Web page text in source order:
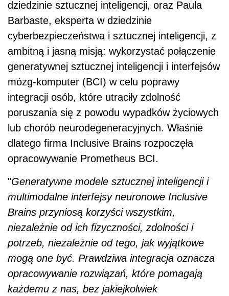
dziedzinie sztucznej inteligencji, oraz Paula
Barbaste, eksperta w dziedzinie
cyberbezpieczeństwa i sztucznej inteligencji, z
ambitną i jasną misją: wykorzystać połączenie
generatywnej sztucznej inteligencji i interfejsów
mózg-komputer (BCI) w celu poprawy
integracji osób, które utraciły zdolność
poruszania się z powodu wypadków życiowych
lub chorób neurodegeneracyjnych. Właśnie
dlatego firma Inclusive Brains rozpoczęła
opracowywanie Prometheus BCI.
"Generatywne modele sztucznej inteligencji i
multimodalne interfejsy neuronowe Inclusive
Brains przyniosą korzyści wszystkim,
niezależnie od ich fizyczności, zdolności i
potrzeb, niezależnie od tego, jak wyjątkowe
mogą one być. Prawdziwa integracja oznacza
opracowywanie rozwiązań, które pomagają
każdemu z nas, bez jakiejkolwiek